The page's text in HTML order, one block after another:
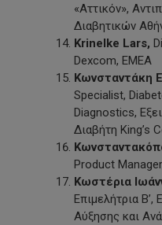
«Αττικόν»,
Διαβητικών
Krinelke Lars,
Dexcom, EMEA
Κωνσταντάκη
Specialist,
Diagnostics,
Διαβήτη King’s
Product
Κωστέρια
Επιμελήτρια Β’,
Αύξησης και